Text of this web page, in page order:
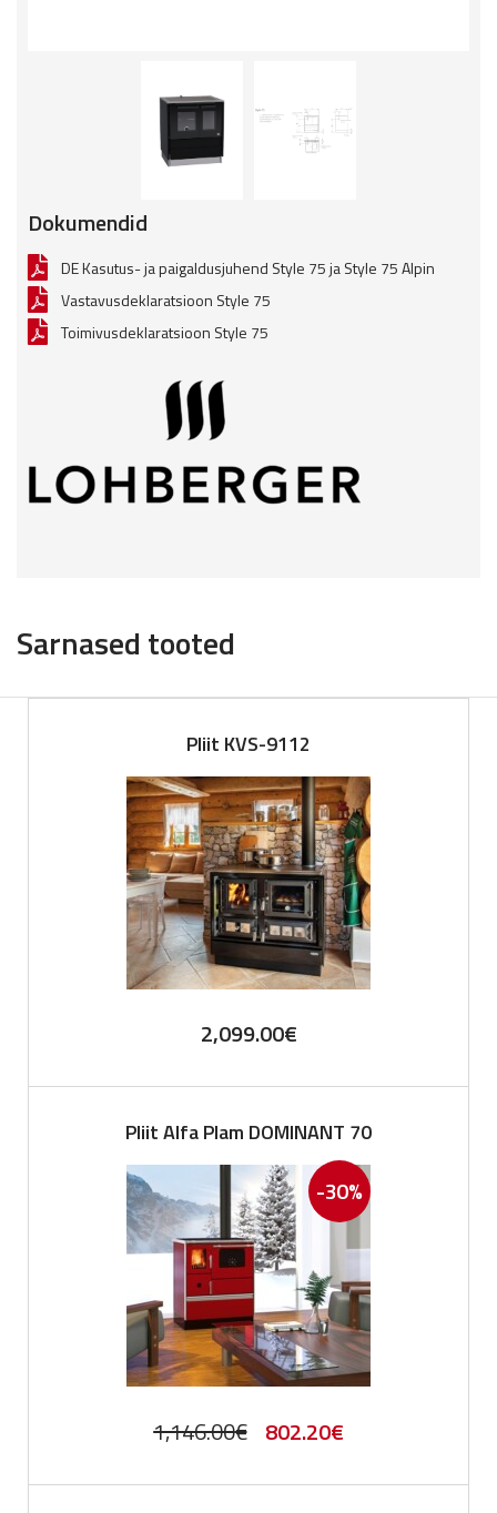
Dokumendid
DE Kasutus- ja paigaldusjuhend Style 75 ja Style 75 Alpin
Vastavusdeklaratsioon Style 75
Toimivusdeklaratsioon Style 75
Sarnased tooted
Pliit KVS-9112
2,099.00€
Pliit Alfa Plam DOMINANT 70
-30%
1,146.00€ Original
802.20€Current